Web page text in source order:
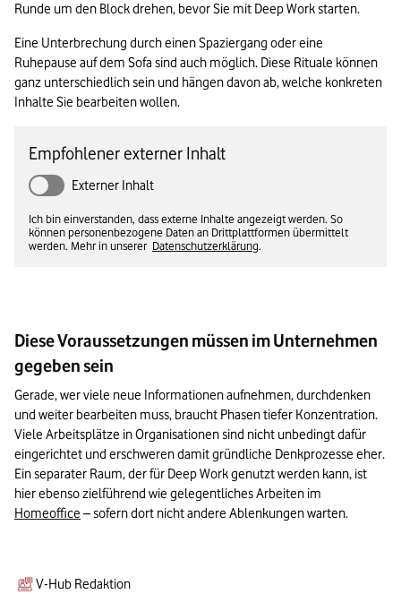
Runde um den Block drehen, bevor Sie mit Deep Work starten.
Eine Unterbrechung durch einen Spaziergang oder eine
Ruhepause auf dem Sofa sind auch möglich. Diese Rituale können
ganz unterschiedlich sein und hängen davon ab, welche konkreten
Inhalte Sie bearbeiten wollen.
Empfohlener externer Inhalt
Externer Inhalt
Ich bin einverstanden, dass externe Inhalte angezeigt werden. So
können personenbezogene Daten an Drittplattformen übermittelt
werden. Mehr in unserer Datenschutzerklärung.
Diese Voraussetzungen müssen im Unternehmen
gegeben sein
Gerade, wer viele neue Informationen aufnehmen, durchdenken
und weiter bearbeiten muss, braucht Phasen tiefer Konzentration.
Viele Arbeitsplätze in Organisationen sind nicht unbedingt dafür
eingerichtet und erschweren damit gründliche Denkprozesse eher.
Ein separater Raum, der für Deep Work genutzt werden kann, ist
Homeoffice – sofern dort nicht andere Ablenkungen warten.
V-Hub Redaktion